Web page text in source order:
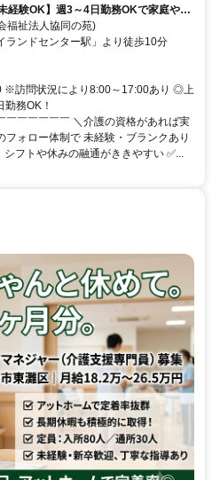
経験OK】週3～4日勤務OKで家庭やプ
い温かい職場！
福祉法人協同の苑)
「アイランドセンター駅」より徒歩10分
※訪問状況により8:00～17:00あり ◎上
務OK！
￣￣￣￣￣￣ ＼介護の資格があれば実
フォロー体制で 未経験・ブランクあり
フトや休みの融通がききやすい ✅...